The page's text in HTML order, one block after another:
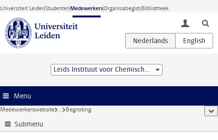
Ga direct naar de inhoud
Universiteit LeidenStudentenMedewerkersOrganisatiegidsBibliotheek
toggle
Leids Instituut voor Chemisch Onderzoek (LIC)
Menu
Medewerkerswebsite ... Begroting
Submenu